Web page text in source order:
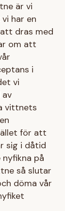
är vi
har en
dras med
om att
i
vi
vittnets
för att
sig i dåtid
på
så slutar
döma vår